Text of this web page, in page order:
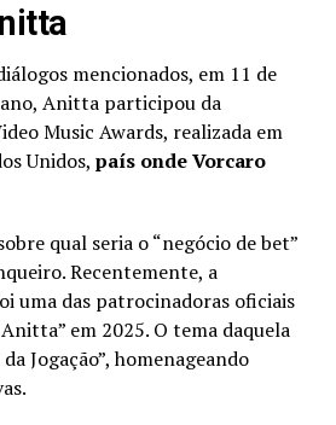
mencionados, em 11 de
Anitta participou da
Music Awards, realizada em
Unidos, país onde Vorcaro
qual seria o “negócio de bet”
Recentemente, a
uma das patrocinadoras oficiais
em 2025. O tema daquela
Jogação”, homenageando